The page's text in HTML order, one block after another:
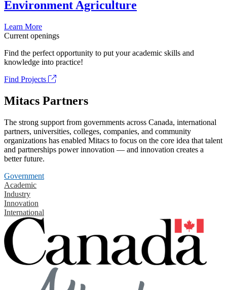
Environment Agriculture
Learn More
Current openings
Find the perfect opportunity to put your academic skills and
knowledge into practice!
Find Projects
Mitacs Partners
The strong support from governments across Canada, international
partners, universities, colleges, companies, and community
organizations has enabled Mitacs to focus on the core idea that talent
and partnerships power innovation — and innovation creates a
better future.
Government
Academic
Industry
Innovation
International